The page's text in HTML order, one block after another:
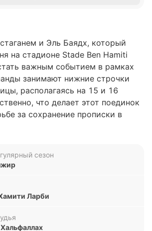
и Эль Баядх, который
на стадионе Stade Ben Hamiti
важным событием в рамках
занимают нижние строчки
располагаясь на 15 и 16
что делает этот поединок
за сохранение прописки в
и необходимость набрать очки.
за последние пять матчей
при этом потерпела четыре
три подряд. За этот период
сезон
Ларби